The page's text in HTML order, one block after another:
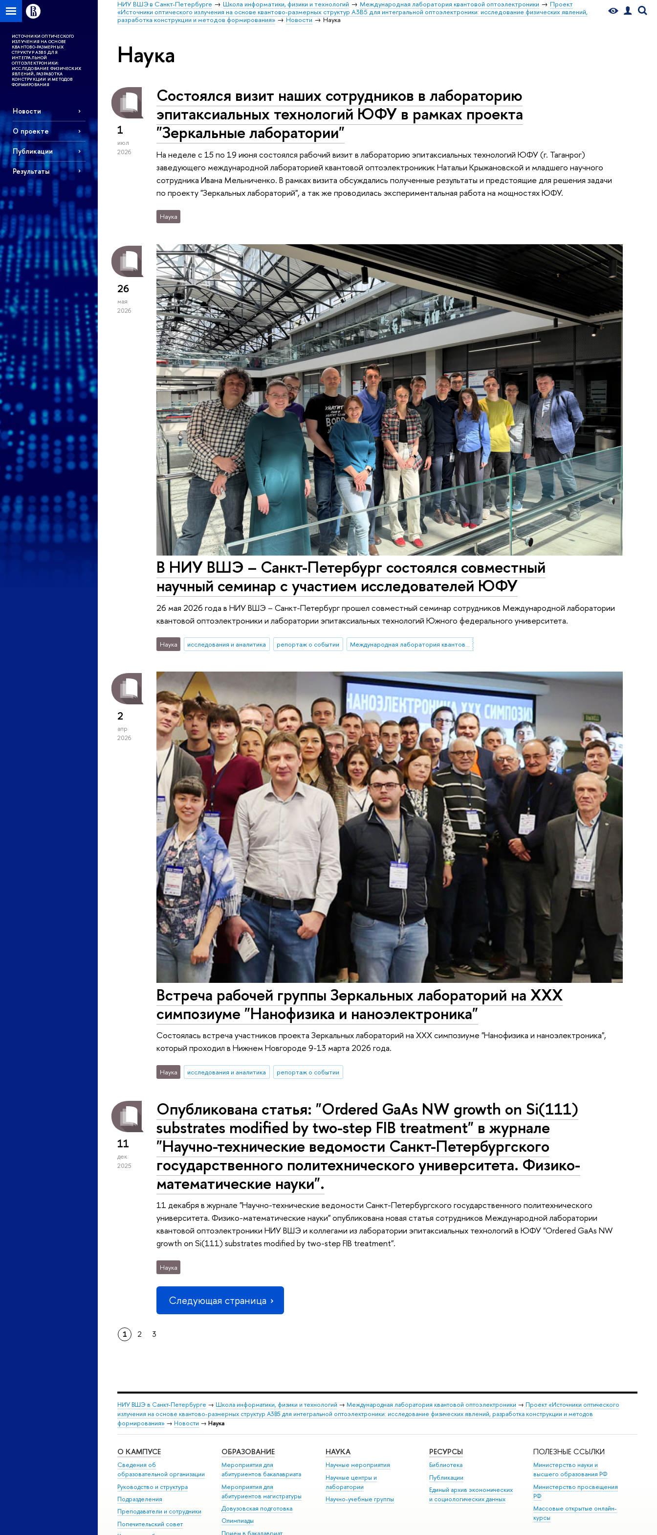
НИУ ВШЭ в Санкт-Петербурге Школа информатики, физики и технологий Международная лаборатория квантовой оптоэлектроники
Проект
«Источники оптического излучения на основе квантово-размерных структур А3В5 для интегральной оптоэлектроники: исследование физических явлений,
разработка конструкции и методов формирования»
Новости Наука
ИСТОЧНИКИ ОПТИЧЕСКОГО
ИЗЛУЧЕНИЯ НА ОСНОВЕ
КВАНТОВО-РАЗМЕРНЫХ
СТРУКТУР А3В5 ДЛЯ
ИНТЕГРАЛЬНОЙ
ОПТОЭЛЕКТРОНИКИ:
ИССЛЕДОВАНИЕ ФИЗИЧЕСКИХ
ЯВЛЕНИЙ, РАЗРАБОТКА
КОНСТРУКЦИИ И МЕТОДОВ
ФОРМИРОВАНИЯ
Новости
О проекте
Публикации
Результаты
Наука
1
июл
2026
Состоялся визит наших сотрудников в лабораторию
эпитаксиальных технологий ЮФУ в рамках проекта
"Зеркальные лаборатории"
На неделе с 15 по 19 июня состоялся рабочий визит в лабораторию эпитаксиальных технологий ЮФУ (г. Таганрог)
заведующего международной лабораторией квантовой оптоэлектроникик Натальи Крыжановской и младшего научного
сотрудника Ивана Мельниченко. В рамках визита обсуждались полученные результаты и предстоящие для решения задачи
по проекту "Зеркальных лабораторий", а так же проводилась экспериментальная работа на мощностях ЮФУ.
Наука
26
мая
2026
В НИУ ВШЭ – Санкт-Петербург состоялся совместный
научный семинар с участием исследователей ЮФУ
26 мая 2026 года в НИУ ВШЭ – Санкт-Петербург прошел совместный семинар сотрудников Международной лаборатории
квантовой оптоэлектроники и лаборатории эпитаксиальных технологий Южного федерального университета.
Наука исследования и аналитика репортаж о событии Международная лаборатория квантовой оптоэлектроники
2
апр
2026
Встреча рабочей группы Зеркальных лабораторий на ХХХ
симпозиуме "Нанофизика и наноэлектроника"
Состоялась встреча участников проекта Зеркальных лабораторий на ХХХ симпозиуме "Нанофизика и наноэлектроника",
который проходил в Нижнем Новгороде 9-13 марта 2026 года.
Наука исследования и аналитика репортаж о событии
11
дек
2025
Опубликована статья: "Ordered GaAs NW growth on Si(111)
substrates modified by two-step FIB treatment" в журнале
"Научно-технические ведомости Санкт-Петербургского
государственного политехнического университета. Физико-
математические науки".
11 декабря в журнале "Научно-технические ведомости Санкт-Петербургского государственного политехнического
университета. Физико-математические науки" опубликована новая статья сотрудников Международной лаборатории
квантовой оптоэлектроники НИУ ВШЭ и коллегами из лаборатории эпитаксиальных технологий в ЮФУ "Ordered GaAs NW
growth on Si(111) substrates modified by two-step FIB treatment".
Наука
Следующая страница
1 2 3
НИУ ВШЭ в Санкт-Петербурге → Школа информатики, физики и технологий → Международная лаборатория квантовой оптоэлектроники → Проект «Источники оптического
излучения на основе квантово-размерных структур А3В5 для интегральной оптоэлектроники: исследование физических явлений, разработка конструкции и методов
формирования» → Новости → Наука
О КАМПУСЕ
Сведения об
образовательной организации
Руководство и структура
Подразделения
Преподаватели и сотрудники
Попечительский совет
ОБРАЗОВАНИЕ
Мероприятия для
абитуриентов бакалавриата
Мероприятия для
абитуриентов магистратуры
Довузовская подготовка
Олимпиады
Прием в бакалавриат
НАУКА
Научные мероприятия
Научные центры и
лаборатории
Научно-учебные группы
РЕСУРСЫ
Библиотека
Публикации
Единый архив экономических
и социологических данных
ПОЛЕЗНЫЕ ССЫЛКИ
Министерство науки и
высшего образования РФ
Министерство просвещения
РФ
Массовые открытые онлайн-
курсы